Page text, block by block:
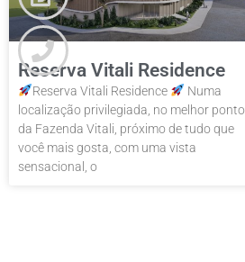
Reserva Vitali Residence
Reserva Vitali Residence
Numa
localização privilegiada, no melhor ponto
da Fazenda Vitali, próximo de tudo que
você mais gosta, com uma vista
sensacional, o